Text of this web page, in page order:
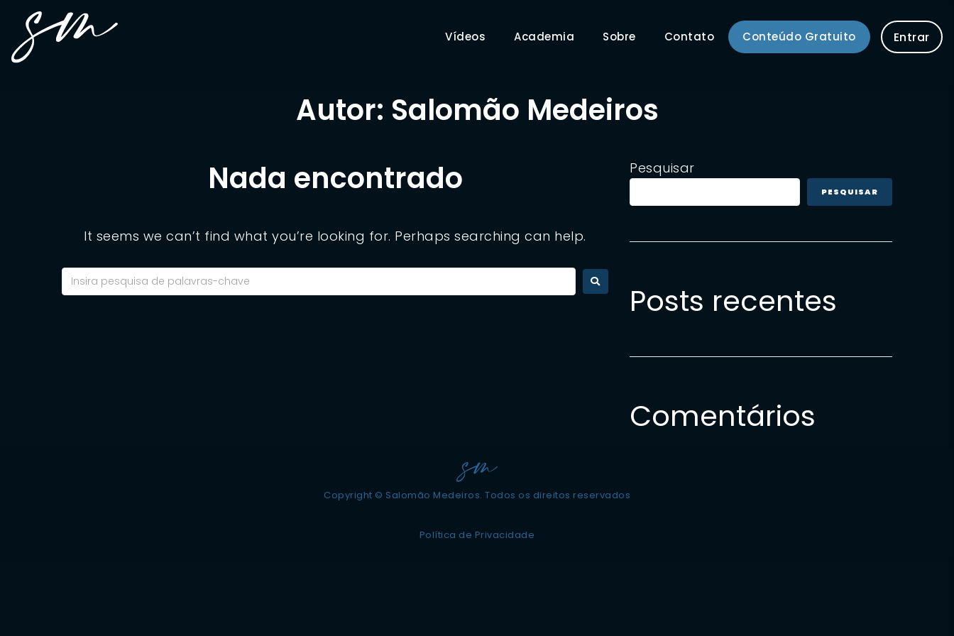
Vídeos Academia Sobre Contato Conteúdo Gratuito Entrar
Autor: Salomão Medeiros
Nada encontrado
It seems we can’t find what you’re looking for. Perhaps searching can help.
Pesquisar
PESQUISAR
Posts recentes
Comentários
Copyright © Salomão Medeiros. Todos os direitos reservados
Política de Privacidade